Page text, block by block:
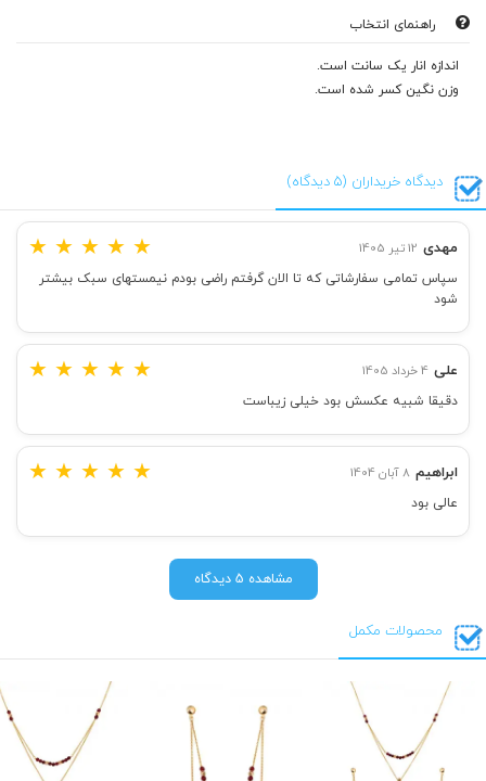
راهنمای انتخاب
اندازه انار یک سانت است.
وزن نگین کسر شده است.
دیدگاه خریداران (5 دیدگاه)
مهدی 12 تیر 1405 ★ ★ ★ ★ ★
سپاس تمامی سفارشاتی که تا الان گرفتم راضی بودم نیمستهای سبک بیشتر
شود
علی 4 خرداد 1405 ★ ★ ★ ★ ★
دقیقا شبیه عکسش بود خیلی زیباست
ابراهیم 8 آبان 1404 ★ ★ ★ ★ ★
عالی بود
مشاهده 5 دیدگاه
محصولات مکمل